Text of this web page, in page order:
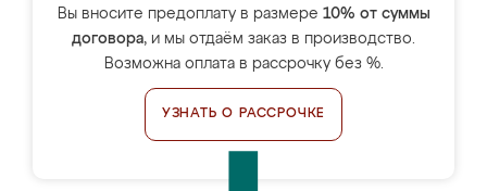
Вы вносите предоплату в размере 10% от суммы
договора, и мы отдаём заказ в производство.
Возможна оплата в рассрочку без %.
УЗНАТЬ О РАССРОЧКЕ